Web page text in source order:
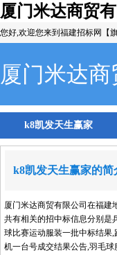
厦门米达商贸
您好,欢迎您来到福建招标网【旗
厦门米达商
k8凯发天生赢家
k8凯发天生赢家的简
厦门米达商贸有限公司在福建
共有相关的招中标信息分别是
球比赛运动服装一批中标结果,
机一台号成交结果公告,羽毛球